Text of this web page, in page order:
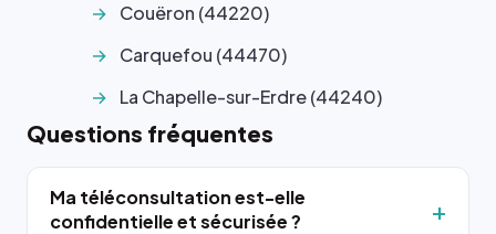
Couëron (44220)
Carquefou (44470)
La Chapelle-sur-Erdre (44240)
Questions fréquentes
Ma téléconsultation est-elle
confidentielle et sécurisée ?